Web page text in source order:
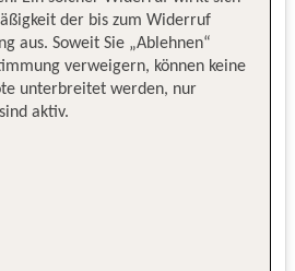
der bis zum Widerruf
aus. Soweit Sie „Ablehnen“
verweigern, können keine
unterbreitet werden, nur
aktiv.